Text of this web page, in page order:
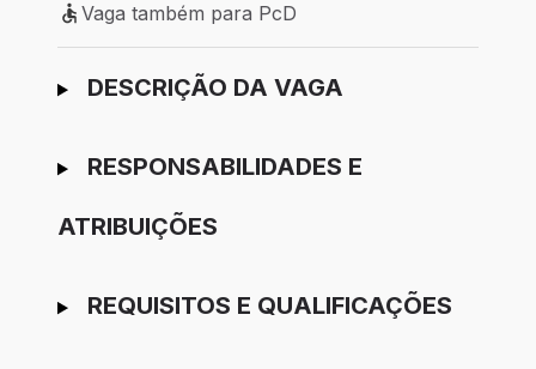
Vaga também para PcD
Vaga também para PcD
Ir para candidatura
DESCRIÇÃO DA VAGA
RESPONSABILIDADES E
ATRIBUIÇÕES
REQUISITOS E QUALIFICAÇÕES